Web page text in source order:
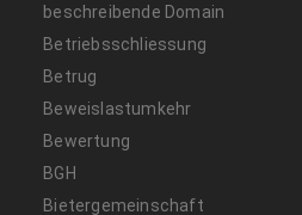
beschreibende Domain
Betriebsschliessung
Betrug
Beweislastumkehr
Bewertung
BGH
Bietergemeinschaft